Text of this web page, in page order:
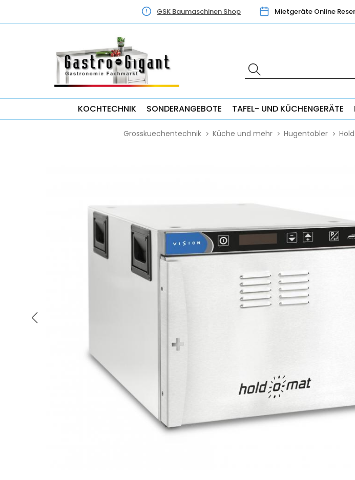
GSK Baumaschinen Shop Mietgeräte Online
KOCHTECHNIK SONDERANGEBOTE TAFEL- UND KÜCHENGERÄTE
Grosskuechentechnik Küche und mehr Hugentobler